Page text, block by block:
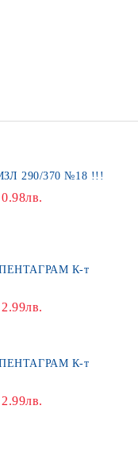
Плик с мехури СМЗЛ 290/370 №18 !!!
0.98лв.
2.99лв.
2.99лв.